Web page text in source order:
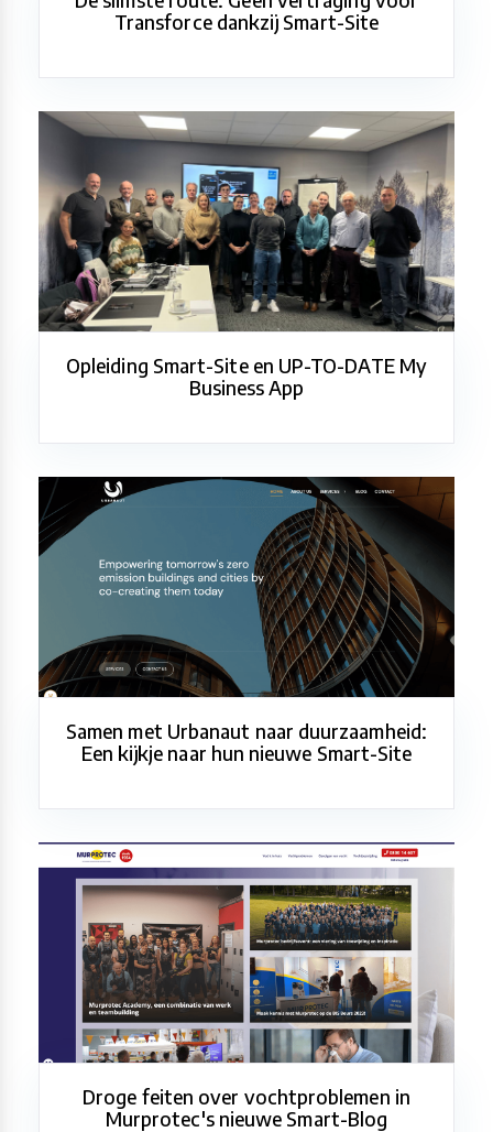
Transforce dankzij Smart-Site
Opleiding Smart-Site en UP-TO-DATE My
Business App
Samen met Urbanaut naar duurzaamheid:
Een kijkje naar hun nieuwe Smart-Site
Droge feiten over vochtproblemen in
Murprotec's nieuwe Smart-Blog